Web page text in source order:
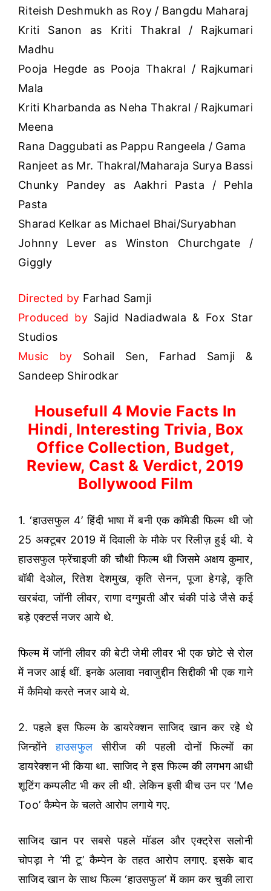
Riteish Deshmukh as Roy / Bangdu Maharaj
Kriti Sanon as Kriti Thakral / Rajkumari
Madhu
Pooja Hegde as Pooja Thakral / Rajkumari
Mala
Kriti Kharbanda as Neha Thakral / Rajkumari
Meena
Rana Daggubati as Pappu Rangeela / Gama
Ranjeet as Mr. Thakral/Maharaja Surya Bassi
Chunky Pandey as Aakhri Pasta / Pehla
Pasta
Sharad Kelkar as Michael Bhai/Suryabhan
Johnny Lever as Winston Churchgate /
Giggly
Directed by Farhad Samji
Produced bySajid Nadiadwala & Fox Star
Studios
Music by Sohail Sen, Farhad Samji &
Sandeep Shirodkar
Housefull 4 Movie Facts In
Hindi, Interesting Trivia, Box
Office Collection, Budget,
Review, Cast & Verdict, 2019
Bollywood Film
1. ‘हाउसफुल 4’ हिंदी भाषा में बनी एक कॉमेडी फिल्म थी जो
25 अक्टूबर 2019 में दिवाली के मौके पर रिलीज़ हुई थी. ये
हाउसफुल फ्रेंचाइजी की चौथी फिल्म थी जिसमे अक्षय कुमार,
बॉबी देओल, रितेश देशमुख, कृति सेनन, पूजा हेगड़े, कृति
खरबंदा, जॉनी लीवर, राणा दग्गुबती और चंकी पांडे जैसे कई
बड़े एक्टर्स नजर आये थे.
फिल्म में जॉनी लीवर की बेटी जेमी लीवर भी एक छोटे से रोल
में नजर आई थीं. इनके अलावा नवाजुद्दीन सिद्दीकी भी एक गाने
में कैमियो करते नजर आये थे.
2. पहले इस फिल्म के डायरेक्शन साजिद खान कर रहे थे
जिन्होंनेहाउसफुल सीरीज की पहली दोनों फिल्मों का
डायरेक्शन भी किया था. साजिद ने इस फिल्म की लगभग आधी
शूटिंग कम्पलीट भी कर ली थी. लेकिन इसी बीच उन पर ‘Me
Too’ कैम्पेन के चलते आरोप लगाये गए.
साजिद खान पर सबसे पहले मॉडल और एक्ट्रेस सलोनी
चोपड़ा ने ‘मी टू’ कैम्पेन के तहत आरोप लगाए. इसके बाद
साजिद खान के साथ फिल्म ‘हाउसफुल’ में काम कर चुकी लारा